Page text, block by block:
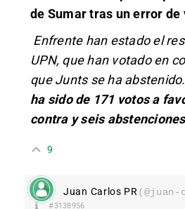
de Sumar tras un error de
Enfrente han estado el
UPN, que han votado en
que Junts se ha abstenido.
ha sido de 171 votos a
contra y seis
9
Juan Carlos PR
#3138956